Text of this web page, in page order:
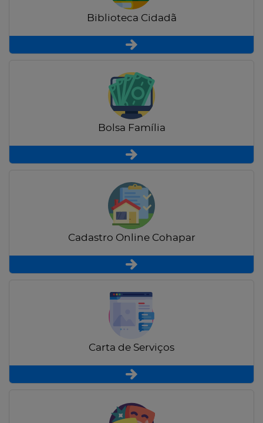
Biblioteca Cidadã
Bolsa Família
Cadastro Online Cohapar
Carta de Serviços